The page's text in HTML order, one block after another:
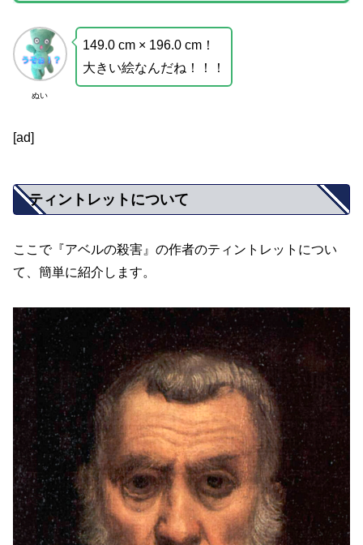
ぬい
149.0 cm × 196.0 cm！
大きい絵なんだね！！！
[ad]
ティントレットについて
ここで『アベルの殺害』の作者のティントレットについ
て、簡単に紹介します。